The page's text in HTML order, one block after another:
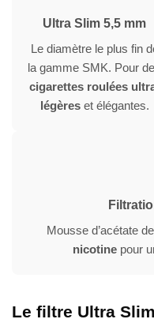
Ultra Slim 5,5 mm
Le diamètre le plus fin
la gamme SMK. Pour
cigarettes roulées
légèreset élégantes.
Mousse d’acétate
nicotinepour
Le filtre Ultra